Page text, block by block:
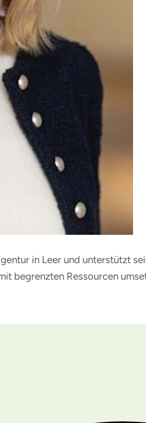
in Leer und unterstützt
begrenzten Ressourcen